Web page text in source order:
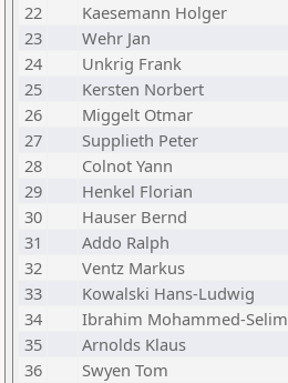
22
Kaesemann Holger
23
Wehr Jan
24
Unkrig Frank
25
Kersten Norbert
26
Miggelt Otmar
27
Supplieth Peter
28
Colnot Yann
29
Henkel Florian
30
Hauser Bernd
31
Addo Ralph
32
Ventz Markus
33
Kowalski Hans-Ludwig
34
Ibrahim Mohammed-Selim
35
Arnolds Klaus
36
Swyen Tom